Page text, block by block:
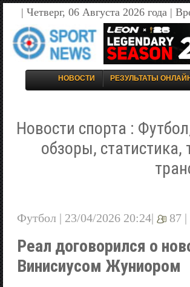
| Четверг, 06 Августа 2026 года |
НОВОСТИ РЕЗУЛЬТАТЫ
Новости спорта :
обзоры,
Футбол | 23/04/2026 20:24| 87 |
Реал договорился о
Винисиусом Жуниором